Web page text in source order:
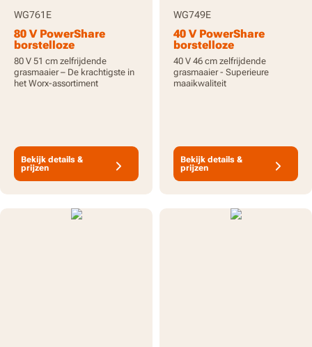
WG761E
80 V PowerShare
borstelloze
zelfrijdende
grasmaaier, tot 1200
m² per lading,
inclusief batterijen
80 V 51 cm zelfrijdende
grasmaaier – De krachtigste in
het Worx-assortiment
Bekijk details &
prijzen
WG749E
40 V PowerShare
borstelloze
zelfrijdende
grasmaaier, tot 800 m²
op één lading,
inclusief batterijen
40 V 46 cm zelfrijdende
grasmaaier - Superieure
maaikwaliteit
Bekijk details &
prijzen